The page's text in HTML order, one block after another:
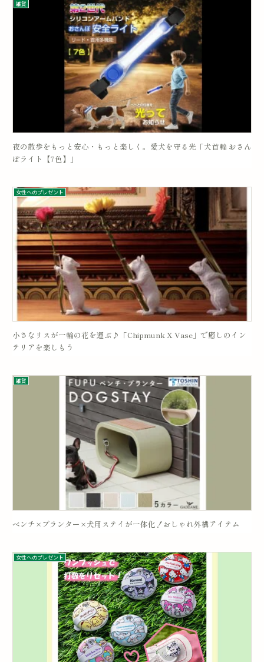
雑貨
夜の散歩をもっと安心・もっと楽しく。愛犬を守る光「犬首輪 おさん
ぽライト【7色】」
女性へのプレゼント
小さなリスが一輪の花を運ぶ♪「Chipmunk X Vase」で癒しのイン
テリアを楽しもう
雑貨
ベンチ×プランター×犬用ステイが一体化！おしゃれ外構アイテム
女性へのプレゼント